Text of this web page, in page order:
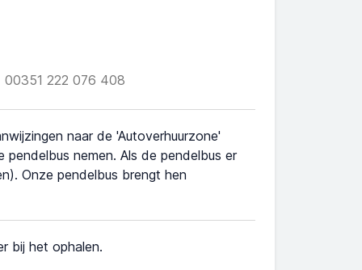
00351 222 076 408
naar de 'Autoverhuurzone'
nemen. Als de pendelbus er
Onze pendelbus brengt hen
bij het ophalen.